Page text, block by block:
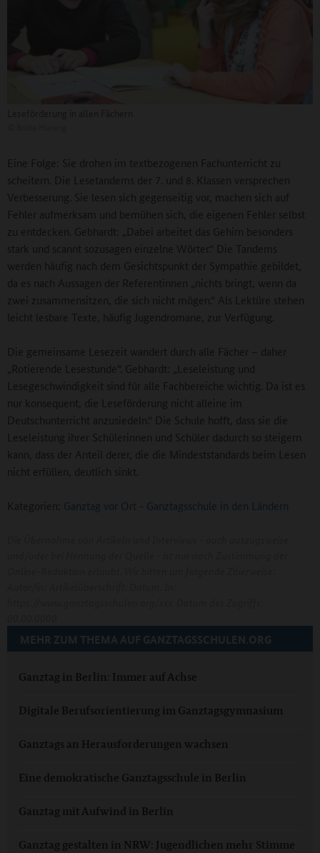
Eine Folge: Sie drohen im textbezogenen Fachunterricht zu
scheitern. Die Lesetandems der 7. und 8. Klassen versprechen
Verbesserung. Sie lesen sich gegenseitig vor, machen sich auf
Fehler aufmerksam und bemühen sich, die eigenen Fehler selbst
zu entdecken. Gebhardt: „Dabei arbeitet das Gehirn besonders
stark und scannt sozusagen einzelne Wörter.“ Die Tandems
werden häufig nach dem Gesichtspunkt der Sympathie gebildet,
da es nach Aussagen der Referentinnen „nichts bringt, wenn da
zwei zusammensitzen, die sich nicht mögen.“ Als Lektüre stehen
leicht lesbare Texte, häufig Jugendromane, zur Verfügung.
Die gemeinsame Lesezeit wandert durch alle Fächer – daher
„Rotierende Lesestunde“. Gebhardt: „Leseleistung und
Lesegeschwindigkeit sind für alle Fachbereiche wichtig. Da ist es
nur konsequent, die Leseförderung nicht alleine im
Deutschunterricht anzusiedeln.“ Die Schule hofft, dass sie die
Leseleistung ihrer Schülerinnen und Schüler dadurch so steigern
kann, dass der Anteil derer, die die Mindeststandards beim Lesen
nicht erfüllen, deutlich sinkt.
Kategorien: Ganztag vor Ort - Ganztagsschule in den Ländern
MEHR ZUM THEMA AUF GANZTAGSSCHULEN.ORG
Ganztag in Berlin: Immer auf Achse
Digitale Berufsorientierung im Ganztagsgymnasium
Ganztags an Herausforderungen wachsen
Eine demokratische Ganztagsschule in Berlin
Ganztag mit Aufwind in Berlin
Ganztag gestalten in NRW: Jugendlichen mehr Stimme